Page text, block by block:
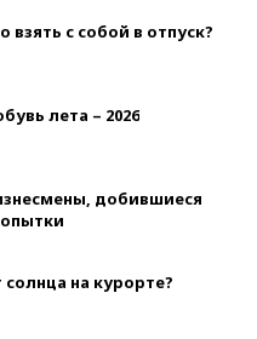
с собой в отпуск?
лета – 2026
добившиеся
на курорте?